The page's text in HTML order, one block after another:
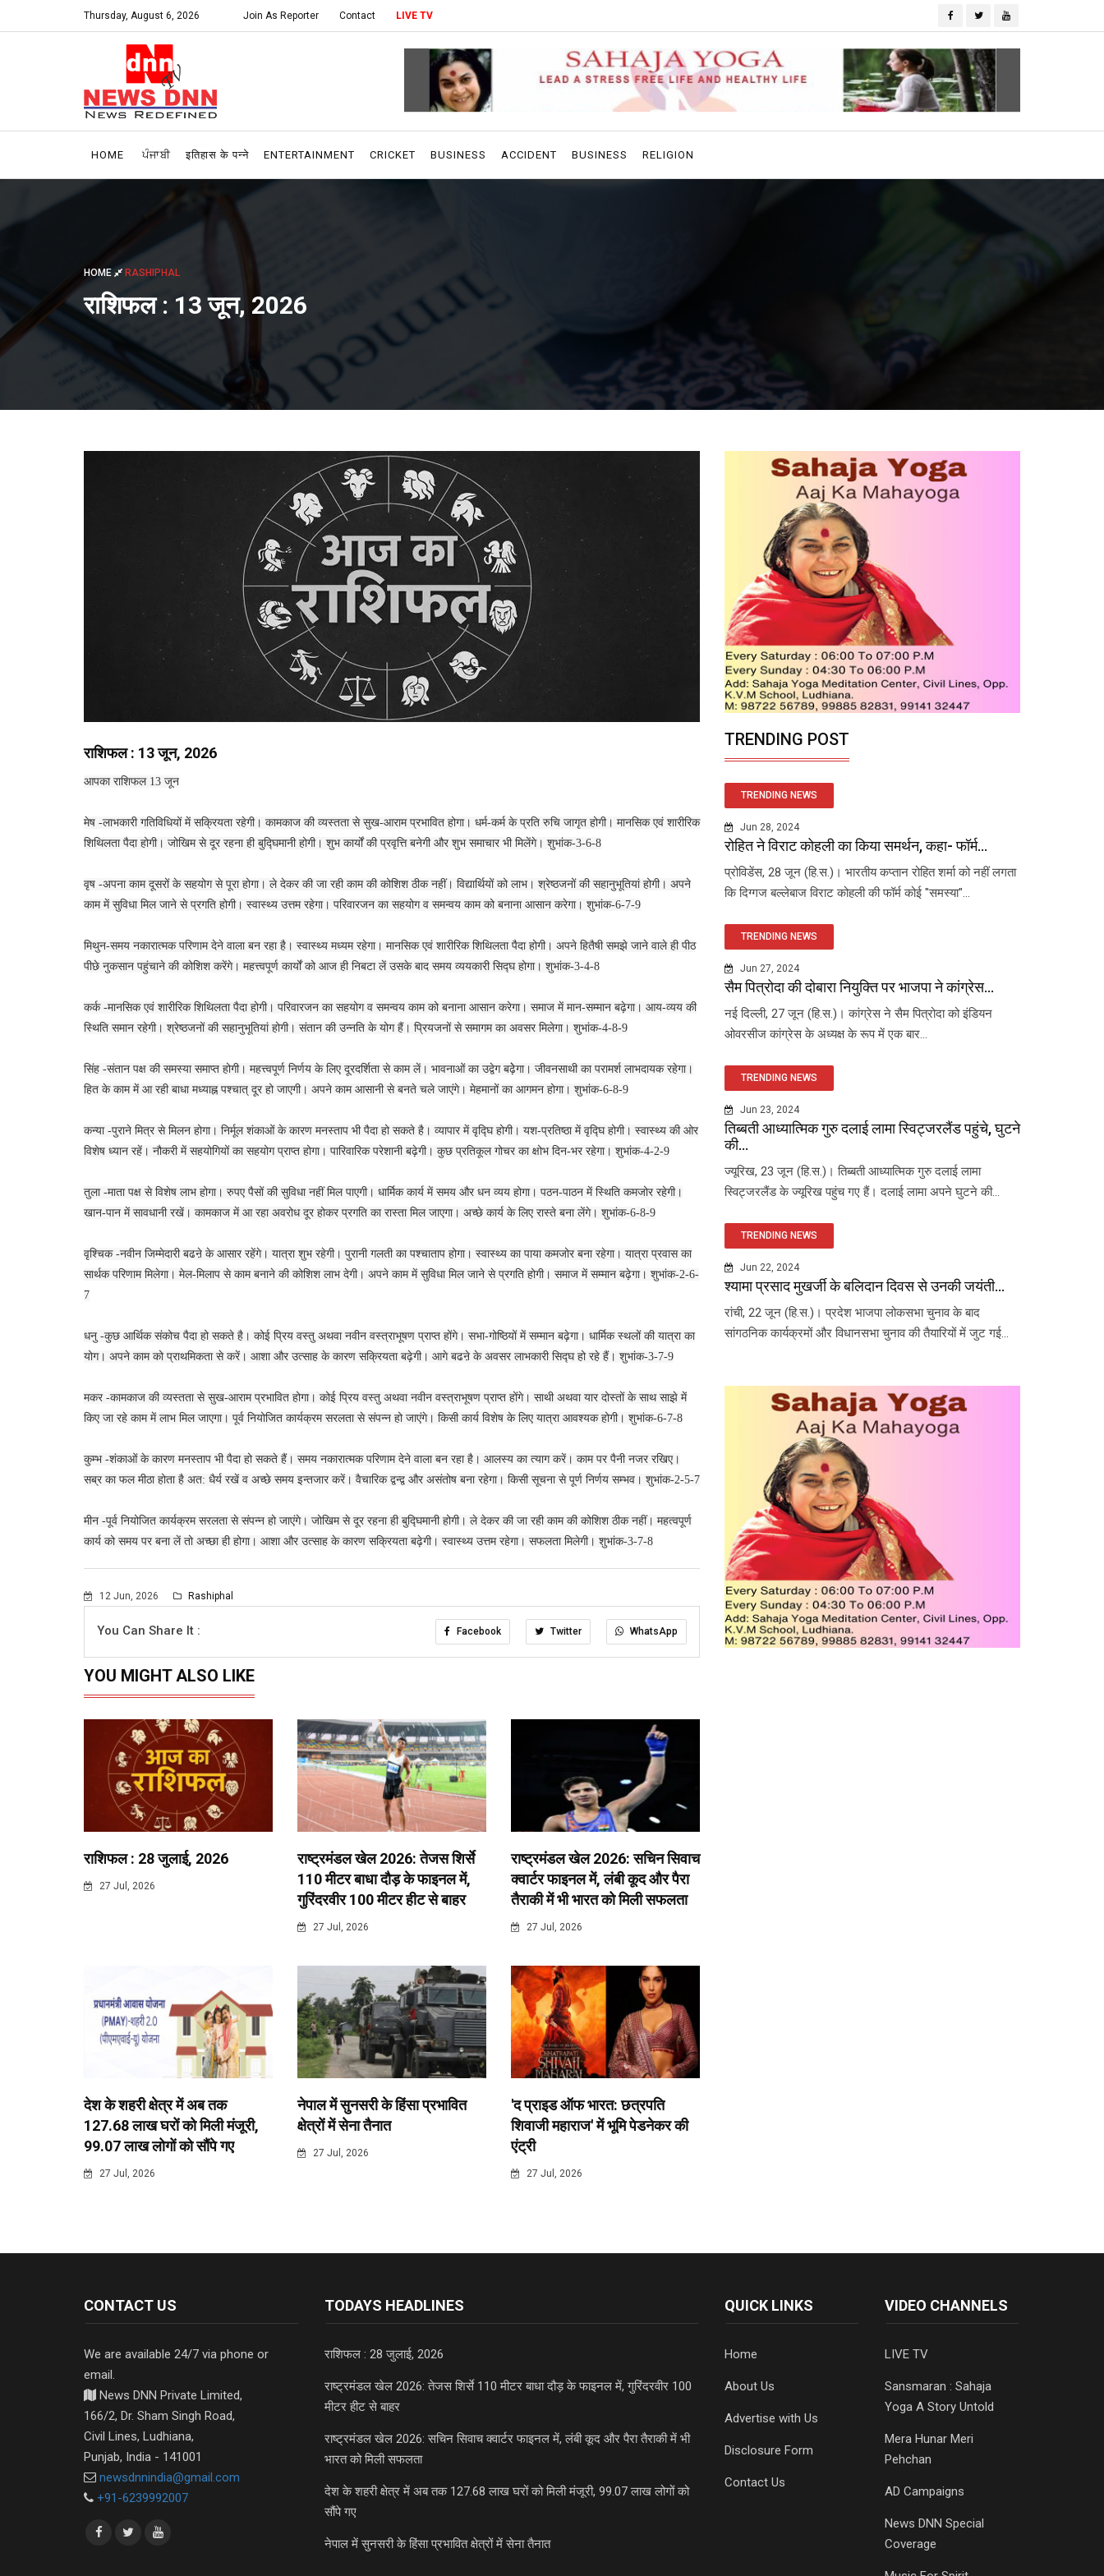
Thursday, August 6, 2026 Join As Reporter Contact LIVE TV
HOME ਪੰਜਾਬੀ इतिहास के पन्ने ENTERTAINMENT CRICKET BUSINESS ACCIDENT BUSINESS RELIGION
HOME RASHIPHAL
राशिफल : 13 जून, 2026
राशिफल : 13 जून, 2026
आपका राशिफल 13 जून
मेष -लाभकारी गतिविधियों में सक्रियता रहेगी। कामकाज की व्यस्तता से सुख-आराम प्रभावित होगा। धर्म-कर्म के प्रति रुचि जागृत होगी। मानसिक एवं शारीरिक
शिथिलता पैदा होगी। जोखिम से दूर रहना ही बुद्घिमानी होगी। शुभ कार्यों की प्रवृत्ति बनेगी और शुभ समाचार भी मिलेंगे। शुभांक-3-6-8
वृष -अपना काम दूसरों के सहयोग से पूरा होगा। ले देकर की जा रही काम की कोशिश ठीक नहीं। विद्यार्थियों को लाभ। श्रेष्ठजनों की सहानुभूतियां होगी। अपने
काम में सुविधा मिल जाने से प्रगति होगी। स्वास्थ्य उत्तम रहेगा। परिवारजन का सहयोग व समन्वय काम को बनाना आसान करेगा। शुभांक-6-7-9
मिथुन-समय नकारात्मक परिणाम देने वाला बन रहा है। स्वास्थ्य मध्यम रहेगा। मानसिक एवं शारीरिक शिथिलता पैदा होगी। अपने हितैषी समझे जाने वाले ही पीठ
पीछे नुकसान पहुंचाने की कोशिश करेंगे। महत्त्वपूर्ण कार्यों को आज ही निबटा लें उसके बाद समय व्ययकारी सिद्घ होगा। शुभांक-3-4-8
कर्क -मानसिक एवं शारीरिक शिथिलता पैदा होगी। परिवारजन का सहयोग व समन्वय काम को बनाना आसान करेगा। समाज में मान-सम्मान बढ़ेगा। आय-व्यय की
स्थिति समान रहेगी। श्रेष्ठजनों की सहानुभूतियां होगी। संतान की उन्नति के योग हैं। प्रियजनों से समागम का अवसर मिलेगा। शुभांक-4-8-9
सिंह -संतान पक्ष की समस्या समाप्त होगी। महत्त्वपूर्ण निर्णय के लिए दूरदर्शिता से काम लें। भावनाओं का उद्वेग बढ़ेेगा। जीवनसाथी का परामर्श लाभदायक रहेगा।
हित के काम में आ रही बाधा मध्याह्न पश्चात् दूर हो जाएगी। अपने काम आसानी से बनते चले जाएंगे। मेहमानों का आगमन होगा। शुभांक-6-8-9
कन्या -पुराने मित्र से मिलन होगा। निर्मूल शंकाओं के कारण मनस्ताप भी पैदा हो सकते है। व्यापार में वृद्घि होगी। यश-प्रतिष्ठा में वृद्घि होगी। स्वास्थ्य की ओर
विशेष ध्यान रहें। नौकरी में सहयोगियों का सहयोग प्राप्त होगा। पारिवारिक परेशानी बढ़ेगी। कुछ प्रतिकूल गोचर का क्षोभ दिन-भर रहेगा। शुभांक-4-2-9
तुला -माता पक्ष से विशेष लाभ होगा। रुपए पैसों की सुविधा नहीं मिल पाएगी। धार्मिक कार्य में समय और धन व्यय होगा। पठन-पाठन में स्थिति कमजोर रहेगी।
खान-पान में सावधानी रखें। कामकाज में आ रहा अवरोध दूर होकर प्रगति का रास्ता मिल जाएगा। अच्छे कार्य के लिए रास्ते बना लेंगे। शुभांक-6-8-9
वृश्चिक -नवीन जिम्मेदारी बढऩे के आसार रहेंगे। यात्रा शुभ रहेगी। पुरानी गलती का पश्चाताप होगा। स्वास्थ्य का पाया कमजोर बना रहेगा। यात्रा प्रवास का
सार्थक परिणाम मिलेगा। मेल-मिलाप से काम बनाने की कोशिश लाभ देगी। अपने काम में सुविधा मिल जाने से प्रगति होगी। समाज में सम्मान बढ़ेगा। शुभांक-2-6-
7
धनु -कुछ आर्थिक संकोच पैदा हो सकते है। कोई प्रिय वस्तु अथवा नवीन वस्त्राभूषण प्राप्त होंगे। सभा-गोष्ठियों में सम्मान बढ़ेगा। धार्मिक स्थलों की यात्रा का
योग। अपने काम को प्राथमिकता से करें। आशा और उत्साह के कारण सक्रियता बढ़ेगी। आगे बढऩे के अवसर लाभकारी सिद्घ हो रहे हैं। शुभांक-3-7-9
मकर -कामकाज की व्यस्तता से सुख-आराम प्रभावित होगा। कोई प्रिय वस्तु अथवा नवीन वस्त्राभूषण प्राप्त होंगे। साथी अथवा यार दोस्तों के साथ साझे में
किए जा रहे काम में लाभ मिल जाएगा। पूर्व नियोजित कार्यक्रम सरलता से संपन्न हो जाएंगे। किसी कार्य विशेष के लिए यात्रा आवश्यक होगी। शुभांक-6-7-8
कुम्भ -शंकाओं के कारण मनस्ताप भी पैदा हो सकते हैं। समय नकारात्मक परिणाम देने वाला बन रहा है। आलस्य का त्याग करें। काम पर पैनी नजर रखिए।
सब्र का फल मीठा होता है अत: धैर्य रखें व अच्छे समय इन्तजार करें। वैचारिक द्वन्द्व और असंतोष बना रहेगा। किसी सूचना से पूर्ण निर्णय सम्भव। शुभांक-2-5-7
मीन -पूर्व नियोजित कार्यक्रम सरलता से संपन्न हो जाएंगे। जोखिम से दूर रहना ही बुद्घिमानी होगी। ले देकर की जा रही काम की कोशिश ठीक नहीं। महत्वपूर्ण
कार्य को समय पर बना लें तो अच्छा ही होगा। आशा और उत्साह के कारण सक्रियता बढ़ेगी। स्वास्थ्य उत्तम रहेगा। सफलता मिलेगी। शुभांक-3-7-8
12 Jun, 2026 Rashiphal
You Can Share It : Facebook Twitter WhatsApp
YOU MIGHT ALSO LIKE
राशिफल : 28 जुलाई, 2026
27 Jul, 2026
राष्ट्रमंडल खेल 2026: तेजस शिर्से
110 मीटर बाधा दौड़ के फाइनल में,
गुरिंदरवीर 100 मीटर हीट से बाहर
27 Jul, 2026
राष्ट्रमंडल खेल 2026: सचिन सिवाच
क्वार्टर फाइनल में, लंबी कूद और पैरा
तैराकी में भी भारत को मिली सफलता
27 Jul, 2026
देश के शहरी क्षेत्र में अब तक
127.68 लाख घरों को मिली मंजूरी,
99.07 लाख लोगों को सौंपे गए
27 Jul, 2026
नेपाल में सुनसरी के हिंसा प्रभावित
क्षेत्रों में सेना तैनात
27 Jul, 2026
'द प्राइड ऑफ भारत: छत्रपति
शिवाजी महाराज' में भूमि पेडनेकर की
एंट्री
27 Jul, 2026
TRENDING POST
TRENDING NEWS
Jun 28, 2024
रोहित ने विराट कोहली का किया समर्थन, कहा- फॉर्म...
प्रोविडेंस, 28 जून (हि.स.)। भारतीय कप्तान रोहित शर्मा को नहीं लगता
कि दिग्गज बल्लेबाज विराट कोहली की फॉर्म कोई "समस्या"...
TRENDING NEWS
Jun 27, 2024
सैम पित्रोदा की दोबारा नियुक्ति पर भाजपा ने कांग्रेस...
नई दिल्ली, 27 जून (हि.स.)। कांग्रेस ने सैम पित्रोदा को इंडियन
ओवरसीज कांग्रेस के अध्यक्ष के रूप में एक बार...
TRENDING NEWS
Jun 23, 2024
तिब्बती आध्यात्मिक गुरु दलाई लामा स्विट्जरलैंड पहुंचे, घुटने
की...
ज्यूरिख, 23 जून (हि.स.)। तिब्बती आध्यात्मिक गुरु दलाई लामा
स्विट्जरलैंड के ज्यूरिख पहुंच गए हैं। दलाई लामा अपने घुटने की...
TRENDING NEWS
Jun 22, 2024
श्यामा प्रसाद मुखर्जी के बलिदान दिवस से उनकी जयंती...
रांची, 22 जून (हि.स.)। प्रदेश भाजपा लोकसभा चुनाव के बाद
सांगठनिक कार्यक्रमों और विधानसभा चुनाव की तैयारियों में जुट गई...
CONTACT US
We are available 24/7 via phone or
email.
News DNN Private Limited,
166/2, Dr. Sham Singh Road,
Civil Lines, Ludhiana,
Punjab, India - 141001
newsdnnindia@gmail.com
+91-6239992007
TODAYS HEADLINES
राशिफल : 28 जुलाई, 2026
राष्ट्रमंडल खेल 2026: तेजस शिर्से 110 मीटर बाधा दौड़ के फाइनल में, गुरिंदरवीर 100
मीटर हीट से बाहर
राष्ट्रमंडल खेल 2026: सचिन सिवाच क्वार्टर फाइनल में, लंबी कूद और पैरा तैराकी में भी
भारत को मिली सफलता
देश के शहरी क्षेत्र में अब तक 127.68 लाख घरों को मिली मंजूरी, 99.07 लाख लोगों को
सौंपे गए
नेपाल में सुनसरी के हिंसा प्रभावित क्षेत्रों में सेना तैनात
QUICK LINKS
Home
About Us
Advertise with Us
Disclosure Form
Contact Us
VIDEO CHANNELS
LIVE TV
Sansmaran : Sahaja
Yoga A Story Untold
Mera Hunar Meri
Pehchan
AD Campaigns
News DNN Special
Coverage